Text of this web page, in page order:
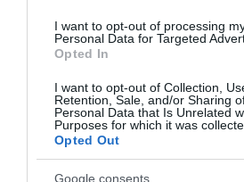
I want to opt-out of processing
Personal Data for Targeted
Opted In
I want to opt-out of Collection,
Retention, Sale, and/or Sharing
Personal Data that Is Unrelated
Purposes for which it was
Opted Out
Google consents